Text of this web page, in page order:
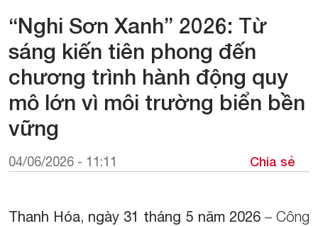
“Nghi Sơn Xanh” 2026: Từ
sáng kiến tiên phong đến
chương trình hành động quy
mô lớn vì môi trường biển bền
vững
04/06/2026 - 11:11 Chia sẻ
Thanh Hóa, ngày 31 tháng 5 năm 2026– Công